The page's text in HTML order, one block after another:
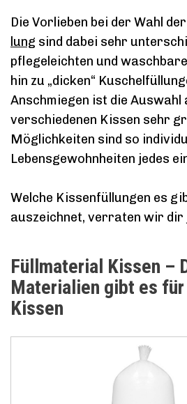
Die Vorlieben bei der Wahl
lung sind dabei sehr
pflegeleichten und
hin zu „dicken“
Anschmiegen ist die Auswahl
verschiedenen Kissen sehr
Möglichkeiten sind so
Lebensgewohnheiten jedes
Welche Kissenfüllungen es
auszeichnet, verraten wir dir
Füllmaterial Kissen –
Materialien gibt es
Kissen